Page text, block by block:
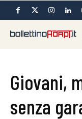
Giovani,
senza